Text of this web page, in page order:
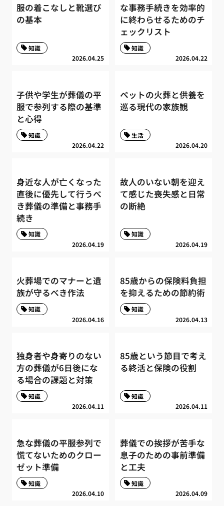
服の着こなしと靴選び
の基本
2026.04.25
知識
な事務手続きを効率的
に終わらせるためのチ
ェックリスト
2026.04.22
知識
子供や学生が葬儀の平
服で参列する際の基準
と心得
2026.04.22
知識
ペットの火葬と供養を
巡る現代の家族観
2026.04.20
生活
身近な人が亡くなった
直後に優先して行うべ
き葬儀の準備と事務手
続き
2026.04.19
知識
故人のいない朝を迎え
て感じた喪失感と日常
の断絶
2026.04.19
知識
火葬場でのマナーと遺
族が守るべき作法
2026.04.16
知識
85歳からの保険料負担
を抑えるための節約術
2026.04.13
知識
独身者や身寄りのない
方の葬儀が6日後にな
る場合の課題と対策
2026.04.11
知識
85歳という節目で考え
る終活と保険の役割
2026.04.11
知識
急な葬儀の平服参列で
慌てないためのクロー
ゼット準備
2026.04.10
知識
葬儀での挨拶が苦手な
息子のための事前準備
と工夫
2026.04.09
知識